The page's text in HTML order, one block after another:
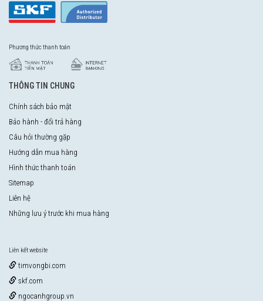
Phương thức thanh toán
THÔNG TIN CHUNG
Chính sách bảo mật
Bảo hành - đổi trả hàng
Câu hỏi thường gặp
Hướng dẫn mua hàng
Hình thức thanh toán
Sitemap
Liên hệ
Những lưu ý trước khi mua hàng
Liên kết website
timvongbi.com
skf.com
ngocanhgroup.vn